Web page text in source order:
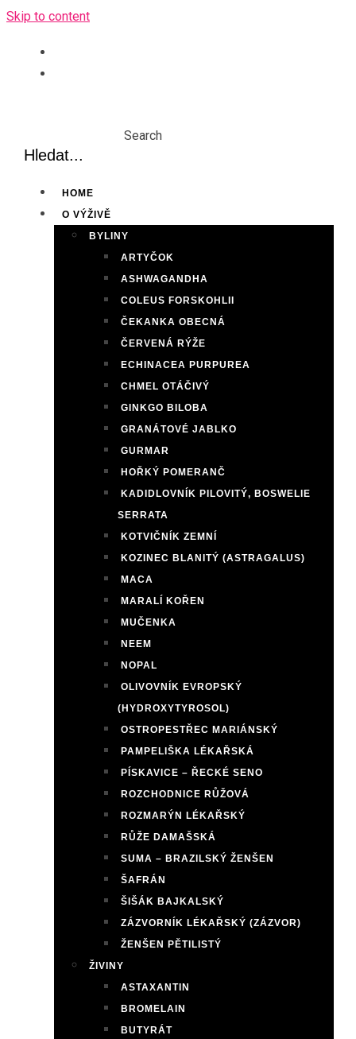
Skip to content
Search
HOME
O VÝŽIVĚ
BYLINY
ARTYČOK
ASHWAGANDHA
COLEUS FORSKOHLII
ČEKANKA OBECNÁ
ČERVENÁ RÝŽE
ECHINACEA PURPUREA
CHMEL OTÁČIVÝ
GINKGO BILOBA
GRANÁTOVÉ JABLKO
GURMAR
HOŘKÝ POMERANČ
KADIDLOVNÍK PILOVITÝ, BOSWELIE
SERRATA
KOTVIČNÍK ZEMNÍ
KOZINEC BLANITÝ (ASTRAGALUS)
MACA
MARALÍ KOŘEN
MUČENKA
NEEM
NOPAL
OLIVOVNÍK EVROPSKÝ
(HYDROXYTYROSOL)
OSTROPESTŘEC MARIÁNSKÝ
PAMPELIŠKA LÉKAŘSKÁ
PÍSKAVICE – ŘECKÉ SENO
ROZCHODNICE RŮŽOVÁ
ROZMARÝN LÉKAŘSKÝ
RŮŽE DAMAŠSKÁ
SUMA – BRAZILSKÝ ŽENŠEN
ŠAFRÁN
ŠIŠÁK BAJKALSKÝ
ZÁZVORNÍK LÉKAŘSKÝ (ZÁZVOR)
ŽENŠEN PĚTILISTÝ
ŽIVINY
ASTAXANTIN
BROMELAIN
BUTYRÁT